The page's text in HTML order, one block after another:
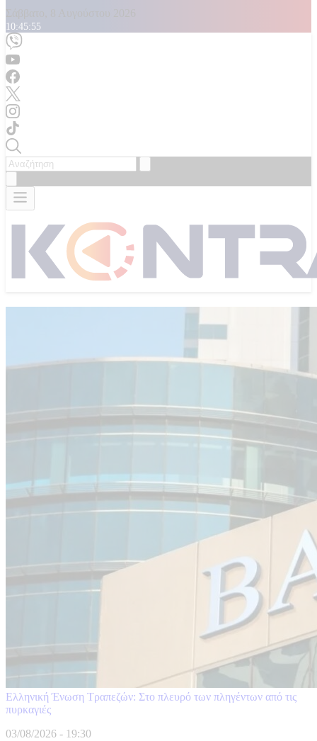
10:45:57
Ελληνική Ένωση Τραπεζών: Στο πλευρό των πληγέντων από τις
πυρκαγιές
03/08/2026 - 19:30